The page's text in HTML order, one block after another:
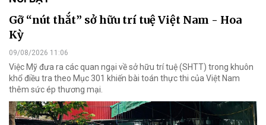
Gỡ “nút thắt” sở hữu trí tuệ Việt Nam - Hoa
Kỳ
09/08/2026 11:06
Việc Mỹ đưa ra các quan ngại về sở hữu trí tuệ (SHTT) trong khuôn
khổ điều tra theo Mục 301 khiến bài toán thực thi của Việt Nam
thêm sức ép thương mại.